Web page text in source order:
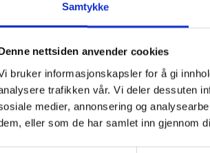
Samtykke
Denne nettsiden anvender cookies
bruker informasjonskapsler for å gi
trafikken vår. Vi deler dessuten
medier, annonsering og
eller som de har samlet inn gjennom